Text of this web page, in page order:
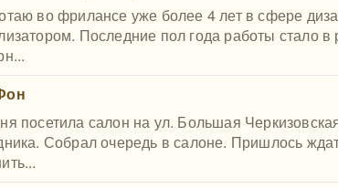
во фрилансе уже более 4 лет в сфере
Последние пол года работы стало
посетила салон на ул. Большая
Собрал очередь в салоне. Пришлось